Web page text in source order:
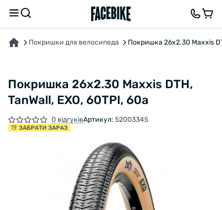
Покришки для велосипеда Покришка 26x2.30 Maxxis
Покришка 26x2.30 Maxxis DTH,
TanWall, EXO, 60TPI, 60a
0 відгуківАртикул: 52003345
ЗАБРАТИ ЗАРАЗ
ПРО ТОВАР ХАРАКТЕРИСТИКИОПИС ВІДГУКИ ТА ЗАПИТАННЯ